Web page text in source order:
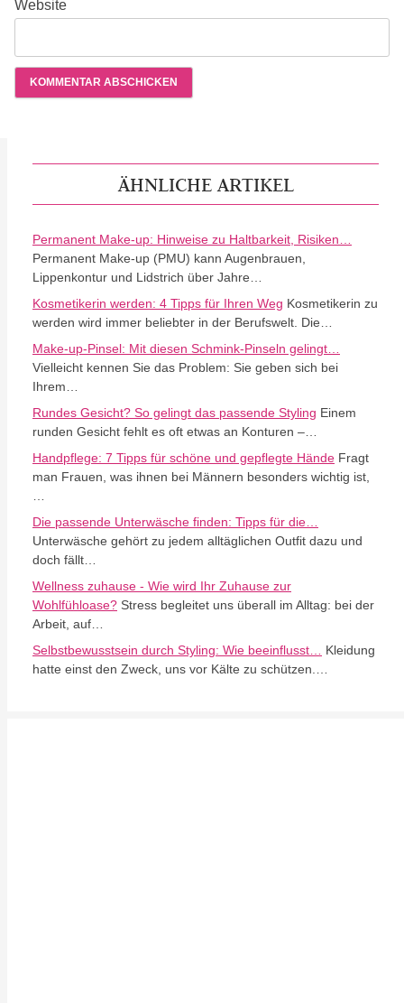
Website
ÄHNLICHE ARTIKEL
Permanent Make-up: Hinweise zu Haltbarkeit, Risiken…
Permanent Make-up (PMU) kann Augenbrauen,
Lippenkontur und Lidstrich über Jahre…
Kosmetikerin werden: 4 Tipps für Ihren Weg Kosmetikerin zu
werden wird immer beliebter in der Berufswelt. Die…
Make-up-Pinsel: Mit diesen Schmink-Pinseln gelingt…
Vielleicht kennen Sie das Problem: Sie geben sich bei
Ihrem…
Rundes Gesicht? So gelingt das passende Styling Einem
runden Gesicht fehlt es oft etwas an Konturen –…
Handpflege: 7 Tipps für schöne und gepflegte Hände Fragt
man Frauen, was ihnen bei Männern besonders wichtig ist,
…
Die passende Unterwäsche finden: Tipps für die…
Unterwäsche gehört zu jedem alltäglichen Outfit dazu und
doch fällt…
Wellness zuhause - Wie wird Ihr Zuhause zur
Wohlfühloase? Stress begleitet uns überall im Alltag: bei der
Arbeit, auf…
Selbstbewusstsein durch Styling: Wie beeinflusst… Kleidung
hatte einst den Zweck, uns vor Kälte zu schützen.…